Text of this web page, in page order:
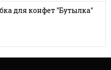
для конфет "Бутылка"